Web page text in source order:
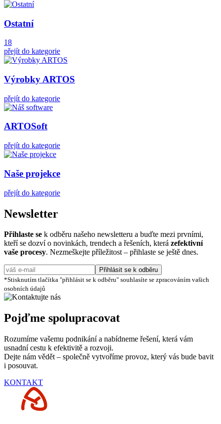
Ostatní
18
přejít do kategorie
Výrobky ARTOS
přejít do kategorie
ARTOSoft
přejít do kategorie
Naše projekce
přejít do kategorie
Newsletter
Přihlaste se k odběru našeho newsletteru a buďte mezi prvními,
kteří se dozví o novinkách, trendech a řešeních, která zefektivní
vaše procesy. Nezmeškejte příležitost – přihlaste se ještě dnes.
Přihlásit se k odběru
*Stisknutím tlačítka "přihlásit se k odběru" souhlasíte se zpracováním vašich
osobních údajů
Pojďme spolupracovat
Rozumíme vašemu podnikání a nabídneme řešení, která vám
usnadní cestu k efektivitě a rozvoji.
Dejte nám vědět – společně vytvoříme provoz, který vás bude bavit
i posouvat.
KONTAKT